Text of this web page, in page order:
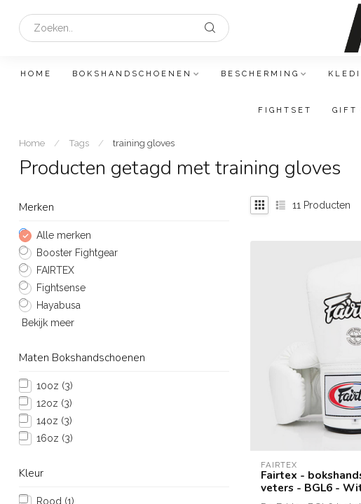
HOME BOKSHANDSCHOENEN BESCHERMING
FIGHTSET GIFT
Home / Tags / training gloves
Producten getagd met training gloves
Merken
Alle merken
Booster Fightgear
FAIRTEX
Fightsense
Hayabusa
Bekijk meer
Maten Bokshandschoenen
10oz (3)
12oz (3)
14oz (3)
16oz (3)
Kleur
Rood (1)
11 Producten
FAIRTEX
Fairtex -
veters - BGL6 -